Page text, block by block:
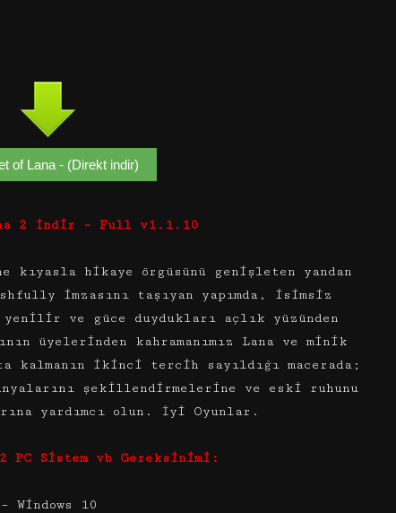
of Lana - (Direkt indir)
2 İndir – Full v1.1.10
hikaye örgüsünü genişleten yandan
imzasını taşıyan yapımda, isimsiz
ve güce duydukları açlık yüzünden
üyelerinden kahramanımız Lana ve minik
kalmanın ikinci tercih sayıldığı macerada;
şekillendirmelerine ve eski ruhunu
yardımcı olun. İyi Oyunlar.
PC Sistem vb Gereksinimi:
– Windows 10